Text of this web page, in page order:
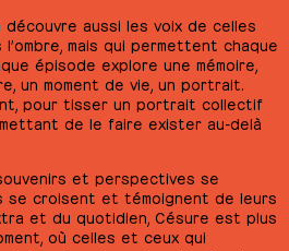
aussi les voix de celles
mais qui permettent chaque
épisode explore une mémoire,
un moment de vie, un portrait.
pour tisser un portrait collectif
de le faire exister au-delà
et perspectives se
se croisent et témoignent de leurs
et du quotidien, Césure est plus
où celles et ceux qui